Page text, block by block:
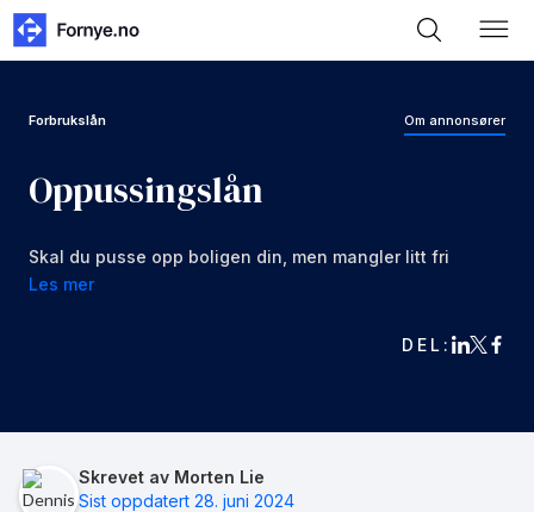
Forbrukslån Om annonsører
Oppussingslån
Skal du pusse opp boligen din, men mangler litt fri
kapital? Oppussingslån kan være din nye venn
Les mer
DEL:
Skrevet av Morten Lie
Sist oppdatert 28. juni 2024